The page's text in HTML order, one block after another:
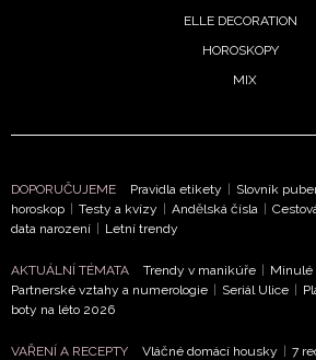
ELLE DECORATION
HOROSKOPY
MIX
DOPORUČUJEME Pravidla etikety | Slovník
horoskop | Testy a kvízy | Andělská čísla |
data narození | Letní trendy
AKTUÁLNÍ TÉMATA Trendy v manikúře | Minulé
Partnerské vztahy a numerologie | Seriál Ulice |
boty na léto 2026
VAŘENÍ A RECEPTY Vláčné domácí housky | 7